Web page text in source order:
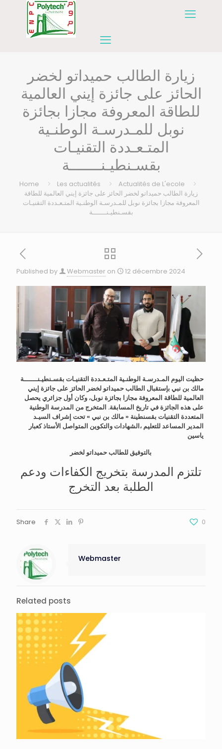
زيارة الطالب حميداتو لخضر
الحائز على جائزة إيني العالمية
للطاقة المعروفة مجازا بجائزة
نوبل للمـدرسـة الوطنـية
المتـعـددة التقنيـات
بقسـنطيـنـــــــة
Home Les actualités
Actualités de L'ecole
زيارة الطالب حميداتو لخضر الحائز على جائزة إيني العالمية للطاقة
المعروفة مجازا بجائزة نوبل للمـدرسـة الوطنـية المتـعـددة التقنيـات
بقسـنطيـنـــــــة
Published by Webmaster on 12 décembre 2024
حظيت اليوم المـدرسـة الوطنـية المتـعـددة التقنيـات بقسـنطيـنـــــــة
مالك بن نبي بإستقبال الطالبحميداتو لخضر الحائز على جائزة إيني
العالمية للطاقة المعروفة مجازا بجائزة نوبل، وكان أول جزائري يحصل
على هذه الجائزة في تاريخ المسابقة. المتخرج من المدرسة الوطنية
المتعددة التقنيات بقسنطينة « مالك بن نبي » تحت إشراف السيـد
المدير المساعد للتعليم ،الشهادات والتكوين المتواصل الأستاذ كعبار
ياسين
بالتوفيق للطالبحميداتو لخضر
تلتزم المدرسة بتخريج الكفاءات ودعم
الطلبة بعد التخرج
Share 0
Webmaster
Related posts